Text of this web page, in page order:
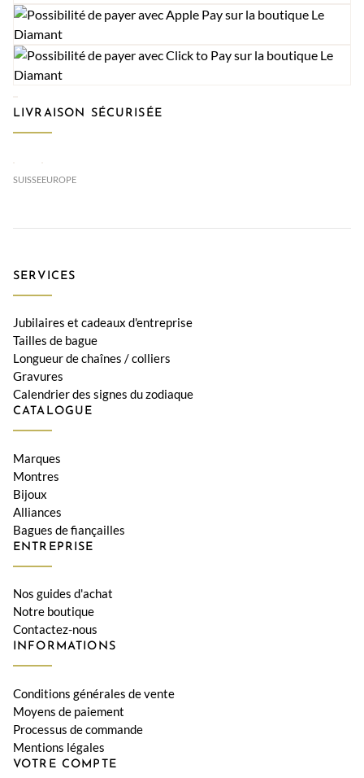
LIVRAISON SÉCURISÉE
SUISSEEUROPE
SERVICES
Jubilaires et cadeaux d'entreprise
Tailles de bague
Longueur de chaînes / colliers
Gravures
Calendrier des signes du zodiaque
CATALOGUE
Marques
Montres
Bijoux
Alliances
Bagues de fiançailles
ENTREPRISE
Nos guides d'achat
Notre boutique
Contactez-nous
INFORMATIONS
Conditions générales de vente
Moyens de paiement
Processus de commande
Mentions légales
VOTRE COMPTE